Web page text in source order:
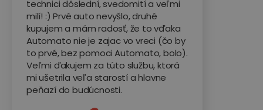
technici dôslední, svedomití a veľmi
milí! :) Prvé auto nevyšlo, druhé
kupujem a mám radosť, že to vďaka
Automato nie je zajac vo vreci (čo by
to prvé, bez pomoci Automato, bolo).
Veľmi ďakujem za túto službu, ktorá
mi ušetrila veľa starostí a hlavne
peňazí do budúcnosti.